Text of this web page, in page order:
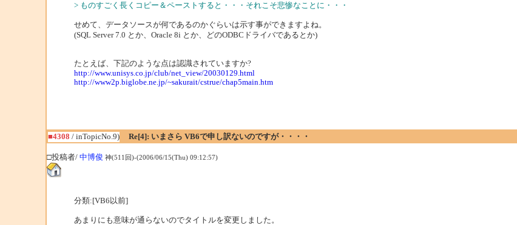
> ものすごく長くコピー＆ペーストすると・・・それこそ悲惨なことに・・・
せめて、データソースが何であるのかぐらいは示す事ができますよね。
(SQL Server 7.0 とか、Oracle 8i とか、どのODBCドライバであるとか)
たとえば、下記のような点は認識されていますか?
http://www.unisys.co.jp/club/net_view/20030129.html
http://www2p.biglobe.ne.jp/~sakurait/cstrue/chap5main.htm
■4308 / inTopicNo.9)
Re[4]: いまさら VB6で申し訳ないのですが・・・・
□投稿者/ 中博俊 神(511回)-(2006/06/15(Thu) 09:12:57)
分類:[VB6以前]
あまりにも意味が通らないのでタイトルを変更しました。